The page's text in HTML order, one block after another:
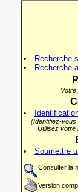
Recherche
Recherche
Votre
(Identifiez-vous
Utilisez votre
Soumettre
Consulter la
Version